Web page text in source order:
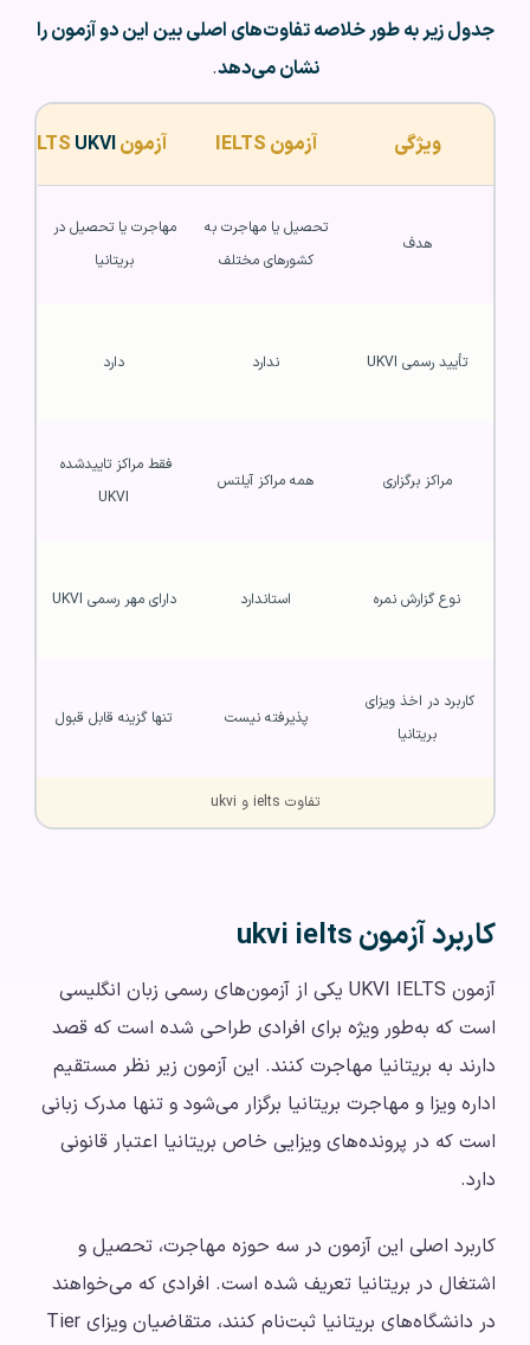
جدول زیر به طور خلاصه تفاوت‌های اصلی بین این دو آزمون را
نشان می‌دهد.
ویژگی آزمون IELTS آزمون IELTSUKVI
هدف
کشورهای مختلف
بریتانیا
تأیید رسمی UKVI ندارد دارد
مراکز برگزاری همه مراکز آیلتس
UKVI
نوع گزارش نمره استاندارد دارای مهر رسمی UKVI
بریتانیا
پذیرفته نیست تنها گزینه قابل قبول
تفاوت ielts و ukvi
کاربرد آزمون ukvi ielts
آزمون UKVI IELTS یکی از آزمون‌های رسمی زبان انگلیسی
است که به‌طور ویژه برای افرادی طراحی شده است که قصد
دارند به بریتانیا مهاجرت کنند. این آزمون زیر نظر مستقیم
اداره ویزا و مهاجرت بریتانیا برگزار می‌شود و تنها مدرک زبانی
است که در پرونده‌های ویزایی خاص بریتانیا اعتبار قانونی
دارد.
کاربرد اصلی این آزمون در سه حوزه مهاجرت، تحصیل و
اشتغال در بریتانیا تعریف شده است. افرادی که می‌خواهند
در دانشگاه‌های بریتانیا ثبت‌نام کنند، متقاضیان ویزای Tier